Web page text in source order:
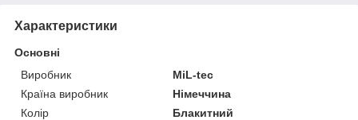
Характеристики
Основні
Виробник
MiL-tec
Країна виробник
Німеччина
Колір
Блакитний